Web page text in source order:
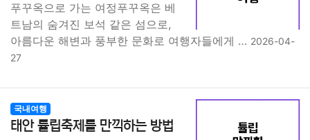
푸꾸옥으로 가는 여정푸꾸옥은 베
트남의 숨겨진 보석 같은 섬으로,
아름다운 해변과 풍부한 문화로 여행자들에게 … 2026-04-
27
국내여행
태안 튤립축제를 만끽하는 방법